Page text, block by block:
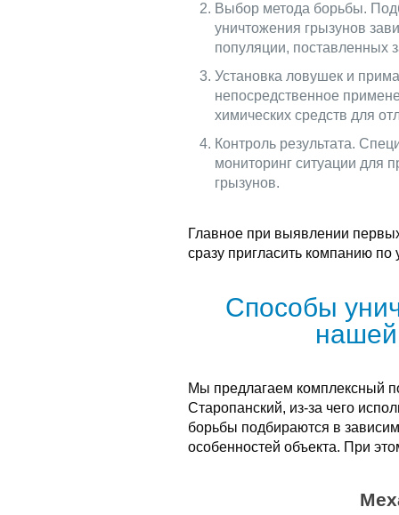
Выбор метода борьбы.
уничтожения грызунов
популяции, поставленных
Установка ловушек и
непосредственное
химических средств для
Контроль результата.
мониторинг ситуации для
грызунов.
Главное при выявлении
сразу пригласить компанию
Способы
Мы предлагаем комплексный
Старопанский, из-за чего
борьбы подбираются в
особенностей объекта. При